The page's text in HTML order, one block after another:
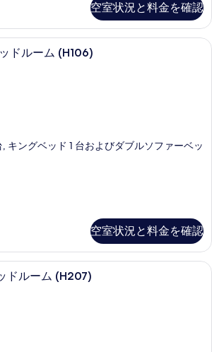
空室状況と料金を確認
コンドミニアム 2 ベッドルーム
ドルーム (H106)
キングベッド 1 台およびダブルソファーベッ
空室状況と料金を確認
コンドミニアム 1 ベッドルーム
ドルーム (H207)